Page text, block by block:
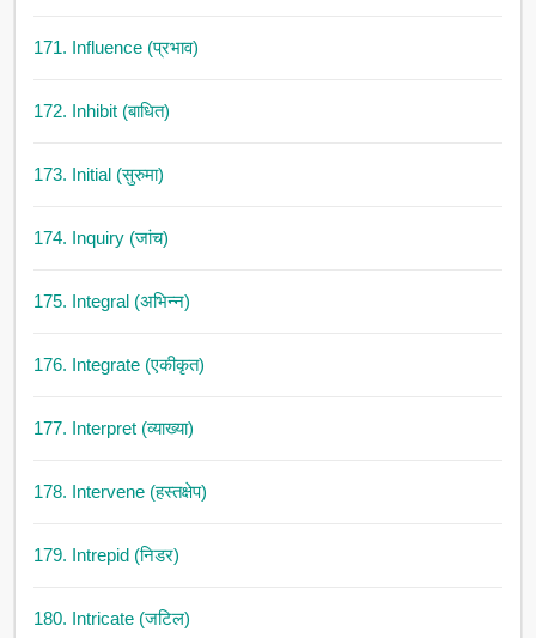
171. Influence (प्रभाव)
172. Inhibit (बाधित)
173. Initial (सुरुमा)
174. Inquiry (जांच)
175. Integral (अभिन्न)
176. Integrate (एकीकृत)
177. Interpret (व्याख्या)
178. Intervene (हस्तक्षेप)
179. Intrepid (निडर)
180. Intricate (जटिल)